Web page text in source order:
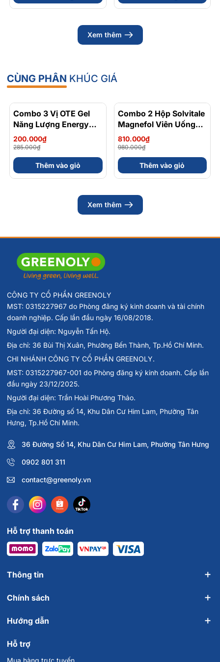
Xem thêm
CÙNG PHÂN KHÚC GIÁ
- 30%
Combo 3 Vị OTE Gel
Năng Lượng Energy
Gel Kết Hợp
Carbohydrate Điện Giải
56gram 82kcal
200.000₫
285.000₫
Thêm vào giỏ
- 17%
Combo 2 Hộp Solvitale
Magnefol Viên Uống
Magnesium
Bisglycinate + Vitamin
nhóm B (Hộp 30 Viên)
810.000₫
980.000₫
Thêm vào giỏ
Xem thêm
CÔNG TY CỔ PHẦN GREENOLY
MST: 0315227967 do Phòng đăng ký kinh doanh và tài chính
doanh nghiệp. Cấp lần đầu ngày 16/08/2018.
Người đại diện: Nguyễn Tấn Hộ.
Địa chỉ: 36 Bùi Thị Xuân, Phường Bến Thành, Tp.Hồ Chí Minh.
CHI NHÁNH CÔNG TY CỔ PHẦN GREENOLY.
MST: 0315227967-001 do Phòng đăng ký kinh doanh. Cấp lần
đầu ngày 23/12/2025.
Người đại diện: Trần Hoài Phương Thảo.
Địa chỉ: 36 Đường số 14, Khu Dân Cư Him Lam, Phường Tân
Hưng, Tp.Hồ Chí Minh.
36 Đường Số 14, Khu Dân Cư Him Lam, Phường Tân Hưng
0902 801 311
contact@greenoly.vn
Hỗ trợ thanh toán
Thông tin
Chính sách
Hướng dẫn
Hỗ trợ
Mua hàng trực tuyến